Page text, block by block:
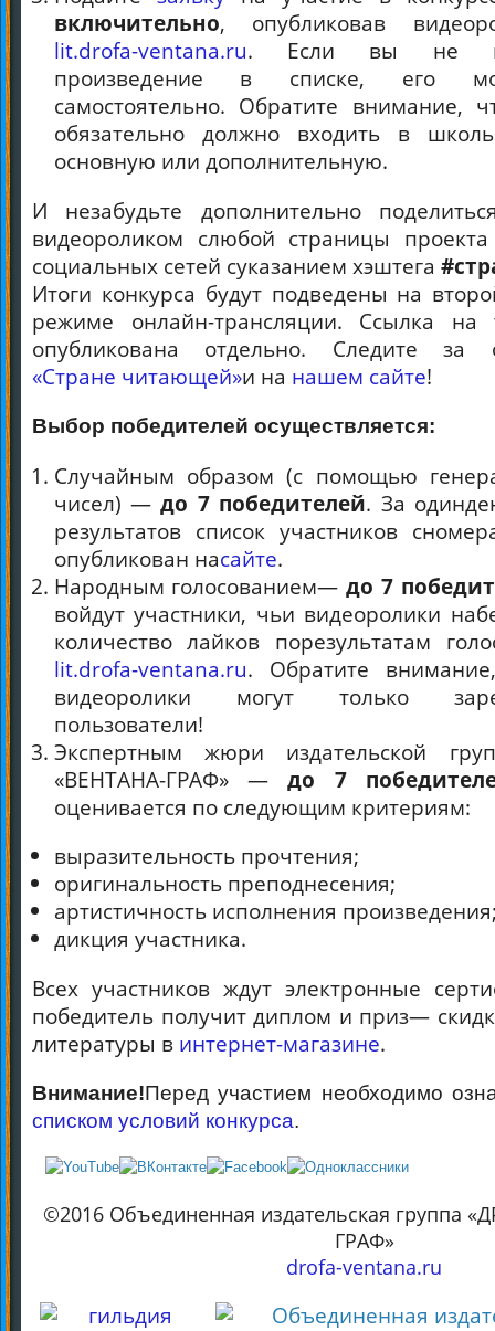
включительно, опубликовав
lit.drofa-ventana.ru. Если вы не
произведение в списке, его
самостоятельно. Обратите внимание,
обязательно должно входить в
основную или дополнительную.
И незабудьте дополнительно
видеороликом слюбой страницы
социальных сетей суказанием хэштега
Итоги конкурса будут подведены на
режиме онлайн-трансляции. Ссылка на
опубликована отдельно. Следите за
«Стране читающей»и на нашем сайте!
Выбор победителей оcуществляется:
Случайным образом (с помощью
чисел) —до 7 победителей. За
результатов список участников
опубликован насайте.
Народным голосованием—до 7
войдут участники, чьи видеоролики
количество лайков порезультатам
lit.drofa-ventana.ru. Обратите
видеоролики могут только
пользователи!
Экспертным жюри издательской
«ВЕНТАНА-ГРАФ» —до 7
оценивается по следующим критериям:
выразительность прочтения;
оригинальность преподнесения;
артистичность исполнения
дикция участника.
Всех участников ждут электронные
победитель получит диплом и приз—
литературы в интернет-магазине.
Внимание!Перед участием необходимо
списком условий конкурса.
©2016 Объединенная издательская группа
ГРАФ»
drofa-ventana.ru